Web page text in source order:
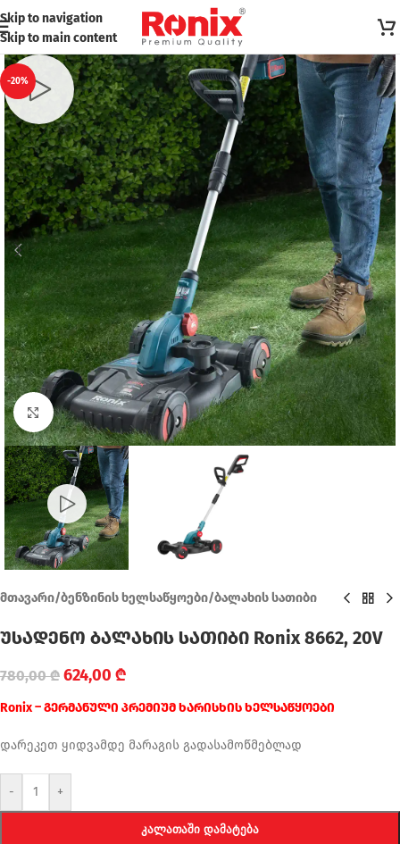
Skip to navigation
Skip to main content
-20%
Click to enlarge
მთავარი/ბენზინის ხელსაწყოები/ბალახის სათიბი
უსადენო ბალახის სათიბი Ronix 8662, 20V
780,00₾ 624,00 ₾
Ronix – გერმანული პრემიუმ ხარისხის ხელსაწყოები
დარეკეთ ყიდვამდე მარაგის გადასამოწმებლად
- +
ᲙᲐᲚᲐᲗᲐᲨᲘ ᲓᲐᲛᲐᲢᲔᲑᲐ